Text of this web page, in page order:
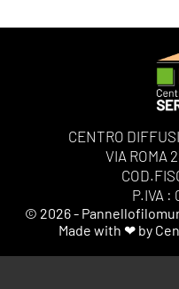
CENTRO
VIA ROMA
P.IVA
© 2026 -
Made with ❤ by